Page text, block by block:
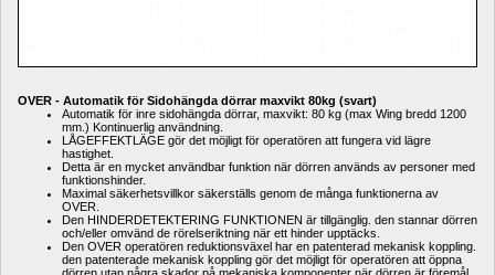
OVER - Automatik för Sidohängda dörrar maxvikt 80kg (svart)
Automatik för inre sidohängda dörrar, maxvikt: 80 kg (max Wing bredd 1200
mm.) Kontinuerlig användning.
LÅGEFFEKTLÄGE gör det möjligt för operatören att fungera vid lägre
hastighet.
Detta är en mycket användbar funktion när dörren används av personer med
funktionshinder.
Maximal säkerhetsvillkor säkerställs genom de många funktionerna av
OVER.
Den HINDERDETEKTERING FUNKTIONEN är tillgänglig. den stannar dörren
och/eller omvänd de rörelseriktning när ett hinder upptäcks.
Den OVER operatören reduktionsväxel har en patenterad mekanisk koppling.
den patenterade mekanisk koppling gör det möjligt för operatören att öppna